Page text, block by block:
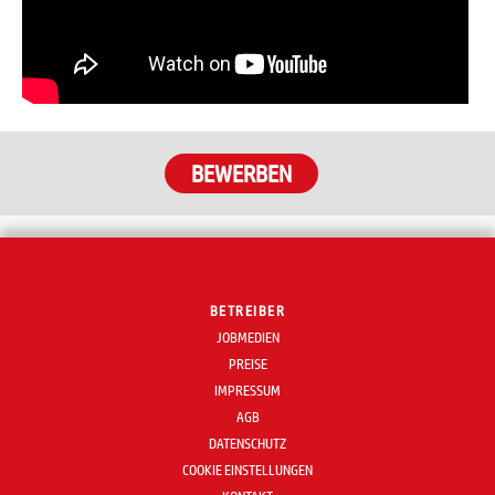
BETREIBER
JOBMEDIEN
PREISE
IMPRESSUM
AGB
DATENSCHUTZ
COOKIE EINSTELLUNGEN